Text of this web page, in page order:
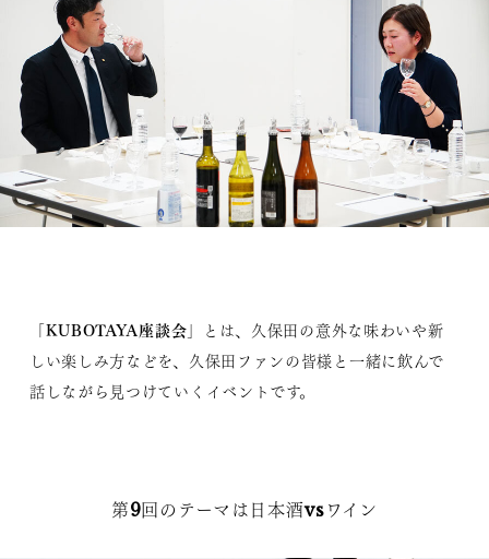
「KUBOTAYA座談会」とは、久保田の意外な味わいや新
しい楽しみ方などを、久保田ファンの皆様と一緒に飲んで
話しながら見つけていくイベントです。
第9回のテーマは日本酒vsワイン